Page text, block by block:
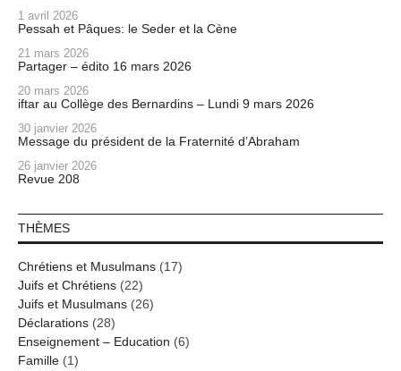
1 avril 2026
Pessah et Pâques: le Seder et la Cène
21 mars 2026
Partager – édito 16 mars 2026
20 mars 2026
iftar au Collège des Bernardins – Lundi 9 mars 2026
30 janvier 2026
Message du président de la Fraternité d’Abraham
26 janvier 2026
Revue 208
THÈMES
Chrétiens et Musulmans (17)
Juifs et Chrétiens (22)
Juifs et Musulmans (26)
Déclarations (28)
Enseignement – Education (6)
Famille (1)